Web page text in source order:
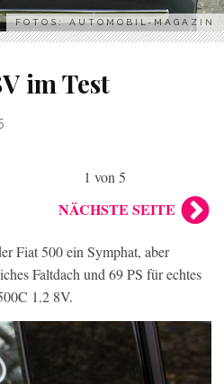
FOTOS: AUTOMOBIL-MAGAZIN
im Test
1 von 5
NÄCHSTE SEITE
Fiat 500 ein Symphat, aber
Faltdach und 69 PS für echtes
1.2 8V.